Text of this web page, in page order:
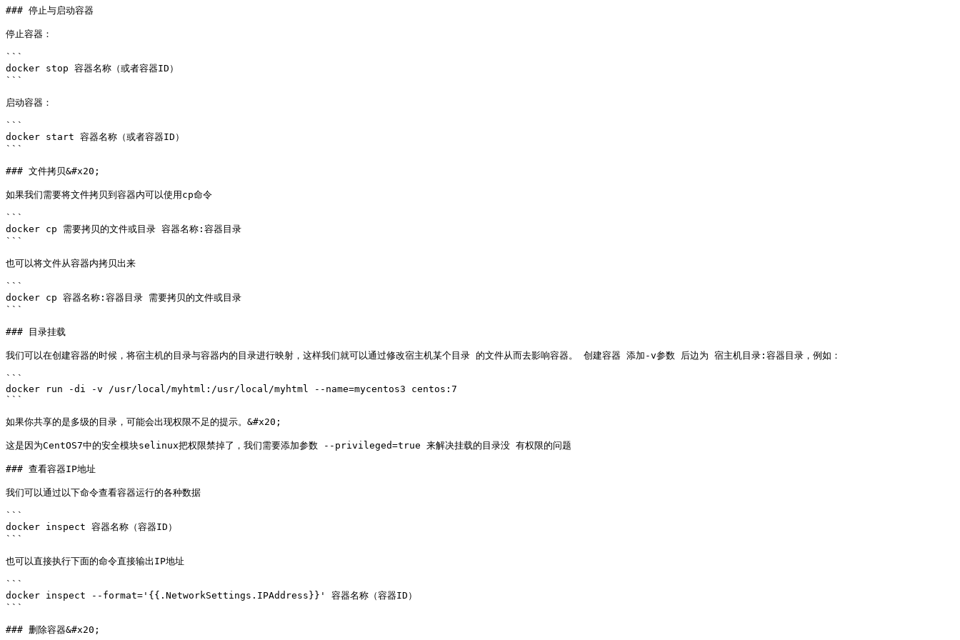
### 停止与启动容器
停止容器：
```
docker stop 容器名称（或者容器ID）
```
启动容器：
```
docker start 容器名称（或者容器ID）
```
### 文件拷贝&#x20;
如果我们需要将文件拷贝到容器内可以使用cp命令
```
docker cp 需要拷贝的文件或目录 容器名称:容器目录
```
也可以将文件从容器内拷贝出来
```
docker cp 容器名称:容器目录 需要拷贝的文件或目录
```
### 目录挂载
我们可以在创建容器的时候，将宿主机的目录与容器内的目录进行映射，这样我们就可以通过修改宿主机某个目录 的文件从而去影响容器。 创建容器 添加-v参数 后边为 宿主机目录:容器目录，例如：
```
docker run -di -v /usr/local/myhtml:/usr/local/myhtml --name=mycentos3 centos:7
```
如果你共享的是多级的目录，可能会出现权限不足的提示。&#x20;
这是因为CentOS7中的安全模块selinux把权限禁掉了，我们需要添加参数 --privileged=true 来解决挂载的目录没 有权限的问题
### 查看容器IP地址
我们可以通过以下命令查看容器运行的各种数据
```
docker inspect 容器名称（容器ID）
```
也可以直接执行下面的命令直接输出IP地址
```
docker inspect --format='{{.NetworkSettings.IPAddress}}' 容器名称（容器ID）
```
### 删除容器&#x20;